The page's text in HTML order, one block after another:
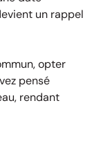
un rappel
opter
pensé
rendant